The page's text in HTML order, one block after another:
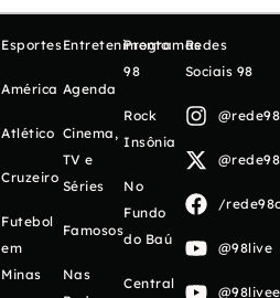
Esportes
América
Atlético
Cruzeiro
Futebol
em
Minas
Entretenimento
Agenda
Cinema,
TV e
Séries
Famosos
Nas
Programas
98
Rock
Insônia
No
Fundo
do Baú
Central
Redes
Sociais 98
/
@98live